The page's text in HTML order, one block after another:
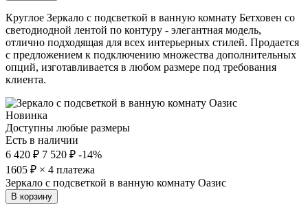
Круглое Зеркало с подсветкой в ванную комнату Бетховен со
светодиодной лентой по контуру - элегантная модель,
отлично подходящая для всех интерьерных стилей. Продается
с предложением к подключению множества дополнительных
опций, изготавливается в любом размере под требования
клиента.
Новинка
Доступны любые размеры
Есть в наличии
6 420 ₽ 7 520 ₽ -14%
1605 ₽ × 4 платежа
Зеркало с подсветкой в ванную комнату Оазис
В корзину